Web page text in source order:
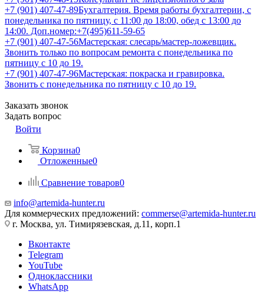
+7 (901) 407-47-89Бухгалтерия. Время работы бухгалтерии, с
понедельника по пятницу, с 11:00 до 18:00, обед с 13:00 до
14:00. Доп.номер:+7(495)611-59-65
+7 (901) 407-47-56Мастерская: слесарь/мастер-ложевщик.
Звонить только по вопросам ремонта с понедельника по
пятницу с 10 до 19.
+7 (901) 407-47-96Мастерская: покраска и гравировка.
Звонить с понедельника по пятницу с 10 до 19.
Заказать звонок
Задать вопрос
Войти
Корзина0
Отложенные0
Сравнение товаров0
info@artemida-hunter.ru
Для коммерческих предложений: commerse@artemida-hunter.ru
г. Москва, ул. Тимирязевская, д.11, корп.1
Вконтакте
Telegram
YouTube
Одноклассники
WhatsApp